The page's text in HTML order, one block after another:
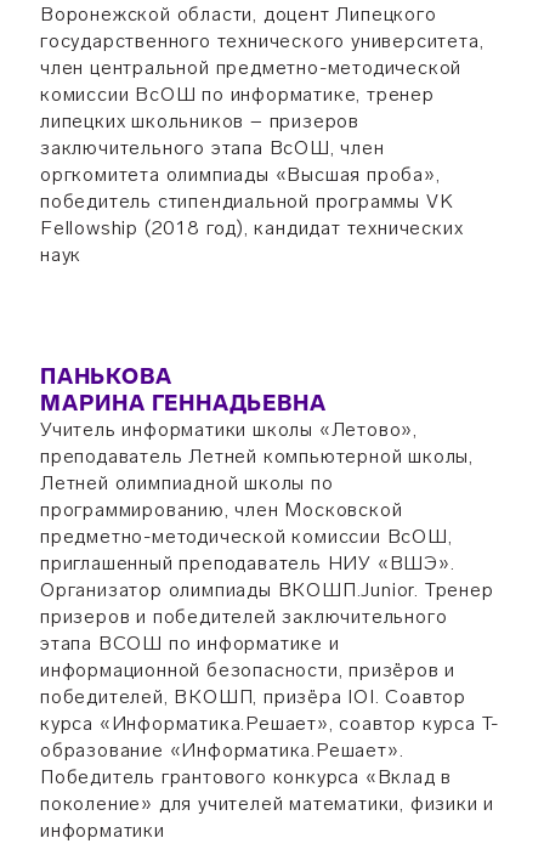
Воронежской области, доцент Липецкого
государственного технического университета,
член центральной предметно-методической
комиссии ВсОШ по информатике, тренер
липецких школьников − призеров
заключительного этапа ВсОШ, член
оргкомитета олимпиады «Высшая проба»,
победитель стипендиальной программы VK
Fellowship (2018 год), кандидат технических
наук
ПАНЬКОВА
МАРИНА ГЕННАДЬЕВНА
Учитель информатики школы «Летово»,
преподаватель Летней компьютерной школы,
Летней олимпиадной школы по
программированию, член Московской
предметно-методической комиссии ВсОШ,
приглашенный преподаватель НИУ «ВШЭ».
Организатор олимпиады ВКОШП.Junior. Тренер
призеров и победителей заключительного
этапа ВСОШ по информатике и
информационной безопасности, призёров и
победителей, ВКОШП, призёра IOI. Соавтор
курса «Информатика.Решает», соавтор курса Т-
образование «Информатика.Решает».
Победитель грантового конкурса «Вклад в
поколение» для учителей математики, физики и
информатики